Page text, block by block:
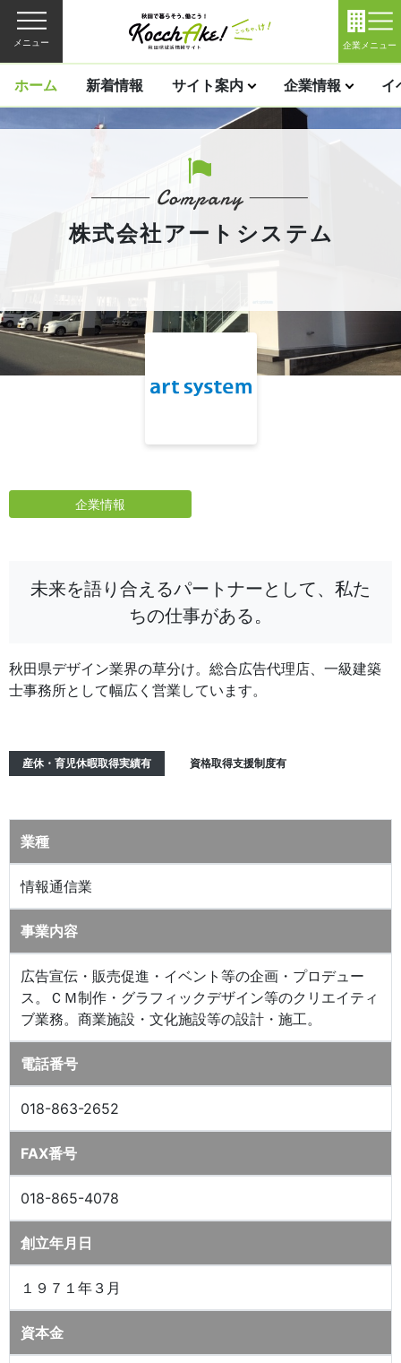
メニュー 企業メニュー
ホーム 新着情報 サイト案内 企業情報 イ
株式会社アートシステム
企業情報
未来を語り合えるパートナーとして、私た
ちの仕事がある。
秋田県デザイン業界の草分け。総合広告代理店、一級建築
士事務所として幅広く営業しています。
産休・育児休暇取得実績有 資格取得支援制度有
業種
情報通信業
事業内容
広告宣伝・販売促進・イベント等の企画・プロデュー
ス。ＣＭ制作・グラフィックデザイン等のクリエイティ
ブ業務。商業施設・文化施設等の設計・施工。
電話番号
018-863-2652
FAX番号
018-865-4078
創立年月日
１９７１年３月
資本金